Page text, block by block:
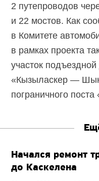
2 путепроводов
и 22 мостов. Как
в Комитете
в рамках проекта
участок подъездной
«Кызыласкер —
пограничного
Начался ремонт
до Каскелена